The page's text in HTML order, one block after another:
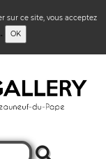
sur ce site, vous acceptez
OK